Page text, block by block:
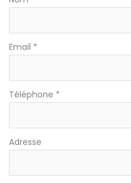
Email *
Téléphone *
Adresse